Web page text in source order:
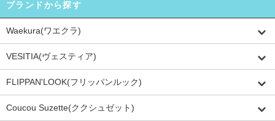
ブランドから探す
Waekura(ワエクラ)
VESITIA(ヴェスティア)
FLIPPAN'LOOK(フリッパンルック)
Coucou Suzette(ククシュゼット)